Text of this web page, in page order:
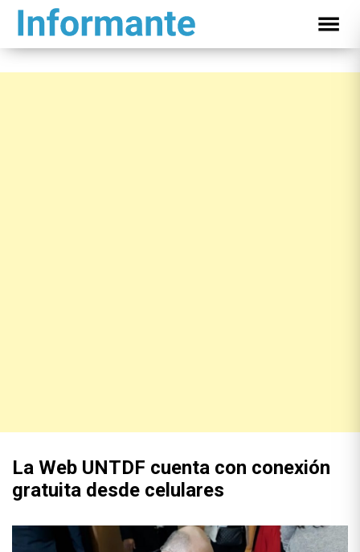
La Web UNTDF cuenta con conexión
gratuita desde celulares